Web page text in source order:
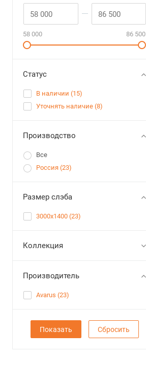
58 000 86 500
Статус
В наличии (15)
Уточнять наличие (8)
Производство
Все
Россия (23)
Размер слэба
3000x1400 (23)
Коллекция
Производитель
Avarus (23)
Сбросить